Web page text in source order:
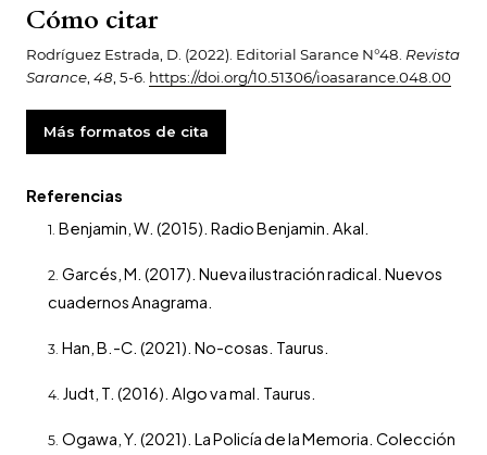
Cómo citar
Rodríguez Estrada, D. (2022). Editorial Sarance N°48. Revista
Sarance 48 , 5-6. https://doi.org/10.51306/ioasarance.048.00
Más formatos de cita
Referencias
Benjamin, W. (2015). Radio Benjamin. Akal.
Garcés, M. (2017). Nueva ilustración radical. Nuevos
cuadernos Anagrama.
Han, B.-C. (2021). No-cosas. Taurus.
Judt, T. (2016). Algo va mal. Taurus.
Ogawa, Y. (2021). La Policía de la Memoria. Colección